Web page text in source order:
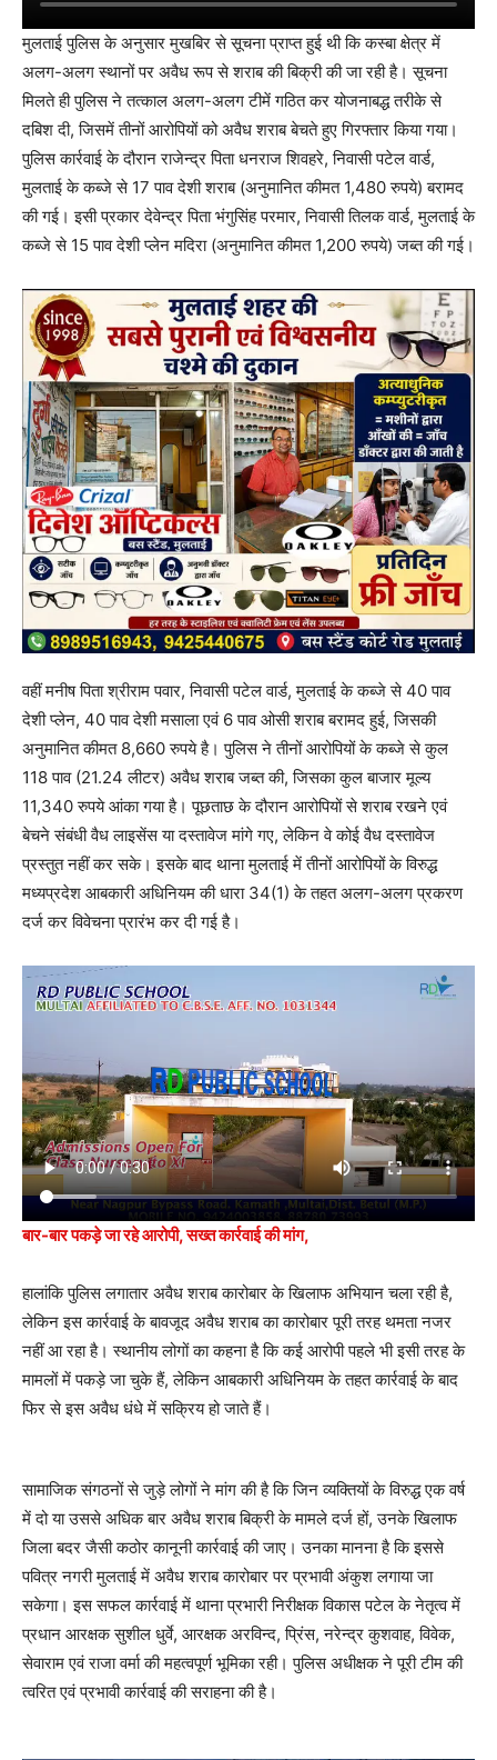
मुलताई पुलिस के अनुसार मुखबिर से सूचना प्राप्त हुई थी कि कस्बा क्षेत्र में
अलग-अलग स्थानों पर अवैध रूप से शराब की बिक्री की जा रही है। सूचना
मिलते ही पुलिस ने तत्काल अलग-अलग टीमें गठित कर योजनाबद्ध तरीके से
दबिश दी, जिसमें तीनों आरोपियों को अवैध शराब बेचते हुए गिरफ्तार किया गया।
पुलिस कार्रवाई के दौरान राजेन्द्र पिता धनराज शिवहरे, निवासी पटेल वार्ड,
मुलताई के कब्जे से 17 पाव देशी शराब (अनुमानित कीमत 1,480 रुपये) बरामद
की गई। इसी प्रकार देवेन्द्र पिता भंगुसिंह परमार, निवासी तिलक वार्ड, मुलताई के
कब्जे से 15 पाव देशी प्लेन मदिरा (अनुमानित कीमत 1,200 रुपये) जब्त की गई।
वहीं मनीष पिता श्रीराम पवार, निवासी पटेल वार्ड, मुलताई के कब्जे से 40 पाव
देशी प्लेन, 40 पाव देशी मसाला एवं 6 पाव ओसी शराब बरामद हुई, जिसकी
अनुमानित कीमत 8,660 रुपये है। पुलिस ने तीनों आरोपियों के कब्जे से कुल
118 पाव (21.24 लीटर) अवैध शराब जब्त की, जिसका कुल बाजार मूल्य
11,340 रुपये आंका गया है। पूछताछ के दौरान आरोपियों से शराब रखने एवं
बेचने संबंधी वैध लाइसेंस या दस्तावेज मांगे गए, लेकिन वे कोई वैध दस्तावेज
प्रस्तुत नहीं कर सके। इसके बाद थाना मुलताई में तीनों आरोपियों के विरुद्ध
मध्यप्रदेश आबकारी अधिनियम की धारा 34(1) के तहत अलग-अलग प्रकरण
दर्ज कर विवेचना प्रारंभ कर दी गई है।
बार-बार पकड़े जा रहे आरोपी, सख्त कार्रवाई की मांग,
हालांकि पुलिस लगातार अवैध शराब कारोबार के खिलाफ अभियान चला रही है,
लेकिन इस कार्रवाई के बावजूद अवैध शराब का कारोबार पूरी तरह थमता नजर
नहीं आ रहा है। स्थानीय लोगों का कहना है कि कई आरोपी पहले भी इसी तरह के
मामलों में पकड़े जा चुके हैं, लेकिन आबकारी अधिनियम के तहत कार्रवाई के बाद
फिर से इस अवैध धंधे में सक्रिय हो जाते हैं।
सामाजिक संगठनों से जुड़े लोगों ने मांग की है कि जिन व्यक्तियों के विरुद्ध एक वर्ष
में दो या उससे अधिक बार अवैध शराब बिक्री के मामले दर्ज हों, उनके खिलाफ
जिला बदर जैसी कठोर कानूनी कार्रवाई की जाए। उनका मानना है कि इससे
पवित्र नगरी मुलताई में अवैध शराब कारोबार पर प्रभावी अंकुश लगाया जा
सकेगा। इस सफल कार्रवाई में थाना प्रभारी निरीक्षक विकास पटेल के नेतृत्व में
प्रधान आरक्षक सुशील धुर्वे, आरक्षक अरविन्द, प्रिंस, नरेन्द्र कुशवाह, विवेक,
सेवाराम एवं राजा वर्मा की महत्वपूर्ण भूमिका रही। पुलिस अधीक्षक ने पूरी टीम की
त्वरित एवं प्रभावी कार्रवाई की सराहना की है।